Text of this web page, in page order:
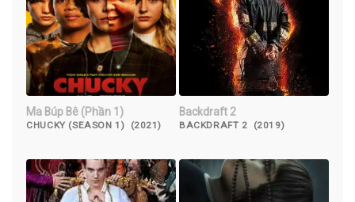
Ma Búp Bê (Phần 1)
CHUCKY (SEASON 1) (2021)
Backdraft 2
BACKDRAFT 2 (2019)